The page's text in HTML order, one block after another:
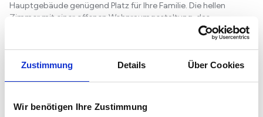
Zustimmung Details Über Cookies
Wir benötigen Ihre Zustimmung
Hauptgebäude genügend Platz für Ihre Familie. Die hellen
Zimmer mit einer offenen Wohnraumgestaltung, das
hochwertige Tageslichtbad, ein separates innenliegendes Bad
mit Dusche und die neuwertige, moderne Küche schaffen ein i...
Terrasse, Garten, Keller, Dachterrasse, Vollbad, Duschbad,